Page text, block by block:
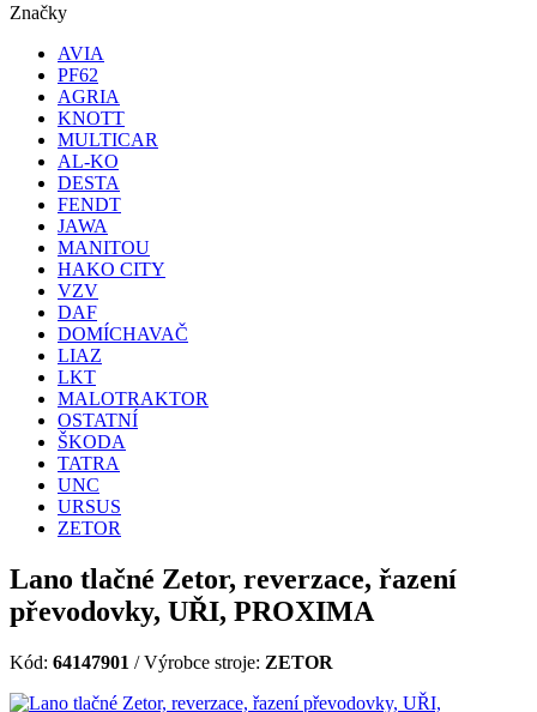
Značky
AVIA
PF62
AGRIA
KNOTT
MULTICAR
AL-KO
DESTA
FENDT
JAWA
MANITOU
HAKO CITY
VZV
DAF
DOMÍCHAVAČ
LIAZ
LKT
MALOTRAKTOR
OSTATNÍ
ŠKODA
TATRA
UNC
URSUS
ZETOR
Lano tlačné Zetor, reverzace, řazení
převodovky, UŘI, PROXIMA
Kód: 64147901 / Výrobce stroje: ZETOR